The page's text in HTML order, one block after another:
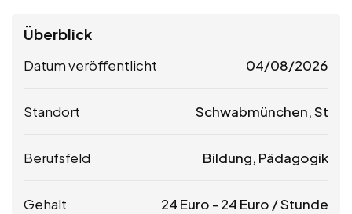
Überblick
Datum veröffentlicht 04/08/2026
Standort Schwabmünchen, St
Berufsfeld Bildung, Pädagogik
Gehalt 24 Euro - 24 Euro / Stunde